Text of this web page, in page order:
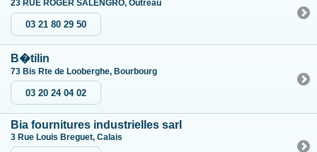
23 RUE ROGER SALENGRO, Outreau
03 21 80 29 50
B�tilin
73 Bis Rte de Looberghe, Bourbourg
03 20 24 04 02
Bia fournitures industrielles sarl
3 Rue Louis Breguet, Calais